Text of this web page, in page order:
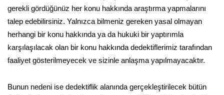
gerekli gördüğünüz her konu hakkında araştırma yapmalarını
talep edebilirsiniz. Yalnızca bilmeniz gereken yasal olmayan
herhangi bir konu hakkında ya da hukuki bir yaptırımla
karşılaşılacak olan bir konu hakkında dedektiflerimiz tarafından
faaliyet gösterilmeyecek ve sizinle anlaşma yapılmayacaktır.
Bunun nedeni ise dedektiflik alanında gerçekleştirilecek bütün